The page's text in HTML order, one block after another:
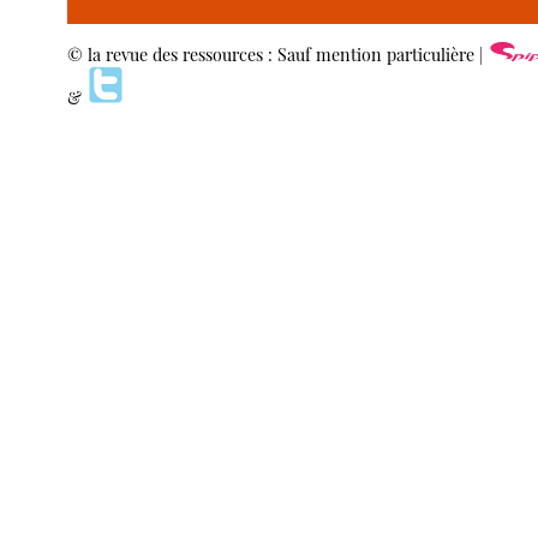
© la revue des ressources : Sauf mention particulière |
&